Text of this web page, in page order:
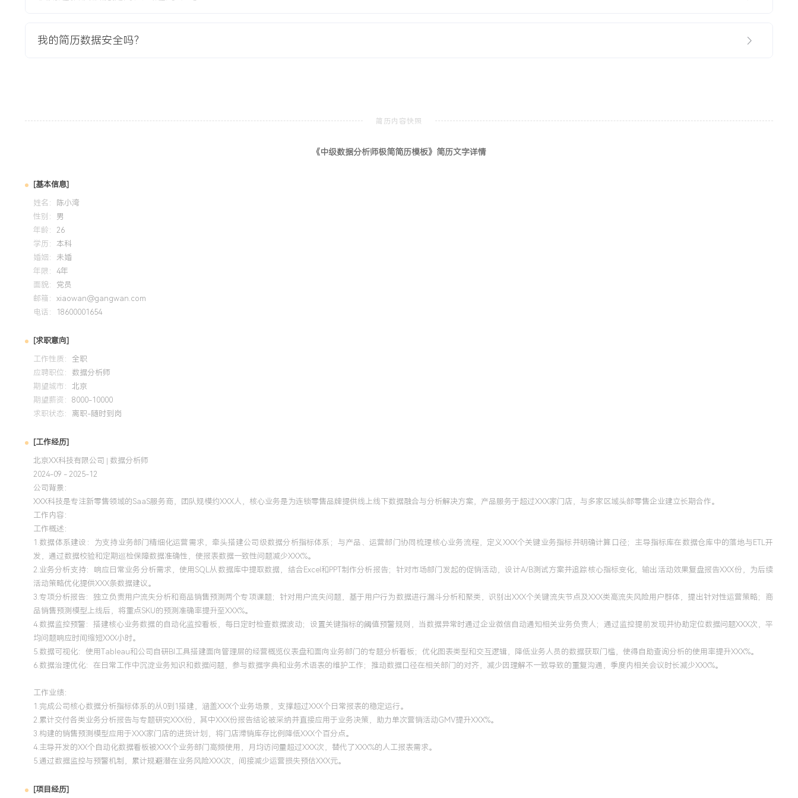
2.模型预测准确率（MAPE）达到XXX%，畅销品缺货率从XXX%降低至XXX%，直接支持客
教育背景
握SQL与Python数据分析基础。参与课程设计《电商用户行为分析系统》，负责从数据库
查询、数据清洗到用户画像构建的全流程，使用Matplotlib完成可视化报告。具备使用
Pandas进行数据预处理及Scikit-learn构建基础机器学习模型的能力。
自我评价
数据分析背景：拥有近X年数据分析经验，深度参与零售、SaaS行业数据体系建设与业务
分析，熟悉从数据提取、清洗、分析到报告呈现的全流程，累计产出深度分析报告XXX
份。分析建模能力：具备独立的专题分析能力和基础的机器学习模型应用经验，曾主导用
户流失、商品预测等专项分析，通过构建数据模型直接推动业务指标改善，如将库存周转
个数据看板，将业务部门的数据获取效率提升XXX%，有效支撑数据驱动决策。团队协作
与影响：能够紧密协同产品、运营等多部门，将数据结论转化为可执行的业务建议，其中
XXX条建议被采纳并验证有效，在项目中展现出良好的沟通与推动能力。
培训经历
2024-09
系统化学习了统计分析、数据挖掘建模及业务分析的全套方法论。将认证所学的结构化分
析框架应用于日常工作中，规范了从问题定义、数据探查到结论输出的分析流程。在销售
预测项目中，应用了科学的模型评估与验证方法，保障了模型结果的稳定与可靠，项目关
键指标达成预期。
我的简历数据安全吗？
《中级数据分析师极简简历模板》简历文字详情
[基本信息]
姓名：
陈小湾
性别： 男
年龄： 26
学历： 本科
婚姻： 未婚
年限： 4年
面貌： 党员
邮箱： xiaowan@gangwan.com
电话：
18600001654
[求职意向]
工作性质： 全职
应聘职位： 数据分析师
期望城市： 北京
期望薪资： 8000-10000
求职状态： 离职-随时到岗
[工作经历]
北京XX科技有限公司 | 数据分析师
2024-09 - 2025-12
公司背景：
XXX科技是专注新零售领域的SaaS服务商，团队规模约XXX人，核心业务是为连锁零售品牌提供线上线下数据融合与分析解决方案，产品服务于超过XXX家门店，与多家区域头部零售企业建立长期合作。
工作内容：
工作概述：
1.数据体系建设：为支持业务部门精细化运营需求，牵头搭建公司级数据分析指标体系；与产品、运营部门协同梳理核心业务流程，定义XXX个关键业务指标并明确计算口径；主导指标库在数据仓库中的落地与ETL开
发，通过数据校验和定期巡检保障数据准确性，使报表数据一致性问题减少XXX%。
2.业务分析支持：响应日常业务分析需求，使用SQL从数据库中提取数据，结合Excel和PPT制作分析报告；针对市场部门发起的促销活动，设计A/B测试方案并追踪核心指标变化，输出活动效果复盘报告XXX份，为后续
活动策略优化提供XXX条数据建议。
3.专项分析报告：独立负责用户流失分析和商品销售预测两个专项课题；针对用户流失问题，基于用户行为数据进行漏斗分析和聚类，识别出XXX个关键流失节点及XXX类高流失风险用户群体，提出针对性运营策略；商
品销售预测模型上线后，将重点SKU的预测准确率提升至XXX%。
4.数据监控预警：搭建核心业务数据的自动化监控看板，每日定时检查数据波动；设置关键指标的阈值预警规则，当数据异常时通过企业微信自动通知相关业务负责人；通过监控提前发现并协助定位数据问题XXX次，平
均问题响应时间缩短XXX小时。
5.数据可视化：使用Tableau和公司自研BI工具搭建面向管理层的经营概览仪表盘和面向业务部门的专题分析看板；优化图表类型和交互逻辑，降低业务人员的数据获取门槛，使得自助查询分析的使用率提升XXX%。
6.数据治理优化：在日常工作中沉淀业务知识和数据问题，参与数据字典和业务术语表的维护工作；推动数据口径在相关部门的对齐，减少因理解不一致导致的重复沟通，季度内相关会议时长减少XXX%。
工作业绩：
1.完成公司核心数据分析指标体系的从0到1搭建，涵盖XXX个业务场景，支撑超过XXX个日常报表的稳定运行。
2.累计交付各类业务分析报告与专题研究XXX份，其中XXX份报告结论被采纳并直接应用于业务决策，助力单次营销活动GMV提升XXX%。
3.构建的销售预测模型应用于XXX家门店的进货计划，将门店滞销库存比例降低XXX个百分点。
4.主导开发的XX个自动化数据看板被XXX个业务部门高频使用，月均访问量超过XXX次，替代了XXX%的人工报表需求。
5.通过数据监控与预警机制，累计规避潜在业务风险XXX次，间接减少运营损失预估XXX元。
[项目经历]